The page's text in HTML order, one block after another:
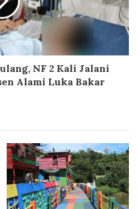
NF 2 Kali Jalani
Alami Luka Bakar